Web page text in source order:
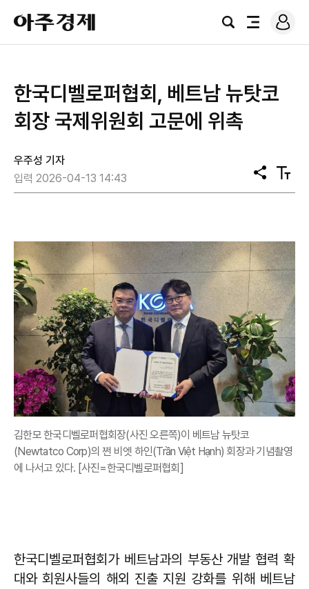
아
주
경
검
전
로
그
한국디벨로퍼협회, 베트남 뉴탓코
회장 국제위원회 고문에 위촉
우주성 기자
입력 2026-04-13 14:43
공
유
텍
스
김한모 한국디벨로퍼협회장(사진 오른쪽)이 베트남 뉴탓코
(Newtatco Corp)의 쩐 비엣 하인(Trần Việt Hạnh) 회장과 기념촬영
에 나서고 있다. [사진=한국디벨로퍼협회]
한국디벨로퍼협회가 베트남과의 부동산 개발 협력 확
대와 회원사들의 해외 진출 지원 강화를 위해 베트남